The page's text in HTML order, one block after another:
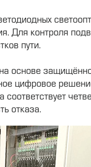
Для контроля
пути.
основе
цифровое
отказа.